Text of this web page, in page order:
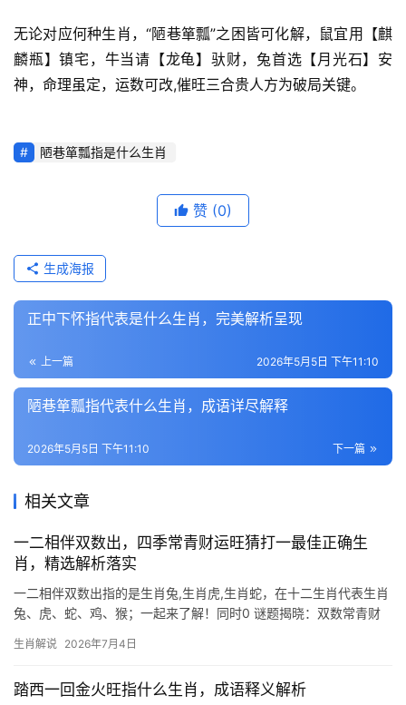
无论对应何种生肖，“陋巷箪瓢”之困皆可化解，鼠宜用【麒
麟瓶】镇宅，牛当请【龙龟】驮财，兔首选【月光石】安
神，命理虽定，运数可改,催旺三合贵人方为破局关键。
陋巷箪瓢指是什么生肖
赞 (0)
生成海报
正中下怀指代表是什么生肖，完美解析呈现
上一篇 2026年5月5日 下午11:10
陋巷箪瓢指代表什么生肖，成语详尽解释
下一篇
2026年5月5日 下午11:10
相关文章
一二相伴双数出，四季常青财运旺猜打一最佳正确生
肖，精选解析落实
一二相伴双数出指的是生肖兔,生肖虎,生肖蛇，在十二生肖代表生肖
兔、虎、蛇、鸡、猴；一起来了解！同时0 谜题揭晓：双数常青财
“双数出”直指生肖兔（排第四，偶数为双）、“四季常青”则喻其草木
生肖解说 2026年7月4日
踏西一回金火旺指什么生肖，成语释义解析